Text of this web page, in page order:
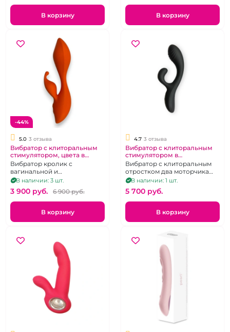
В корзину В корзину
-44%
5.0 3 отзыва
Вибратор с клиторальным
стимулятором, цвета в
ассортименте
Вибратор кролик с
вагинальной и
клиторальной стимуляцией
перезаряжаемый
В наличии: 3 шт.
3 900 pуб. 6 900 pуб.
В корзину
4.7 3 отзыва
Вибратор с клиторальным
стимулятором в
ассортименте
Вибратор с клиторальным
отростком два моторчика
одиннадцать режимов
В наличии: 1 шт.
5 700 pуб.
В корзину